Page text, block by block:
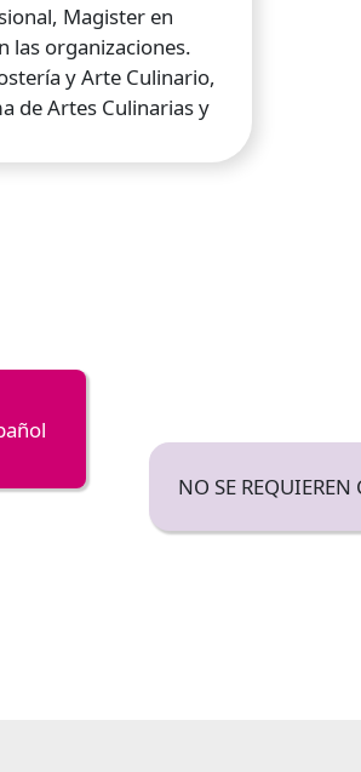
Magister en
las organizaciones.
y Arte Culinario,
de Artes Culinarias y
NO SE